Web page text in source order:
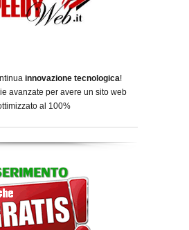
innovazione tecnologica!
avanzate per avere un sito web
al 100%